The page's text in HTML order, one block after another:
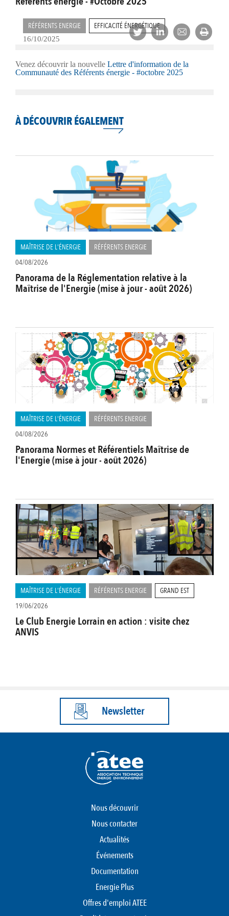
RÉFÉRENTS ENERGIE EFFICACITÉ ÉNERGÉTIQUE
16/10/2025
Venez découvrir la nouvelle Lettre d'information de la
Communauté des Référents énergie - #octobre 2025
À DÉCOUVRIR ÉGALEMENT
MAÎTRISE DE L'ÉNERGIE
RÉFÉRENTS ENERGIE
04/08/2026
Panorama de la Réglementation relative à la
Maîtrise de l'Energie (mise à jour - août 2026)
MAÎTRISE DE L'ÉNERGIE
RÉFÉRENTS ENERGIE
04/08/2026
Panorama Normes et Référentiels Maîtrise de
l'Energie (mise à jour - août 2026)
MAÎTRISE DE L'ÉNERGIE RÉFÉRENTS ENERGIE
GRAND EST
19/06/2026
Le Club Energie Lorrain en action : visite chez
ANVIS
Newsletter
Nous découvrir
Nous contacter
Actualités
Événements
Documentation
Energie Plus
Offres d'emploi ATEE